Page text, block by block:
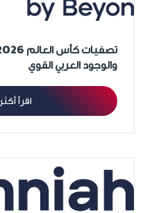
والوجود العربي القوي
اقرأ أكثر